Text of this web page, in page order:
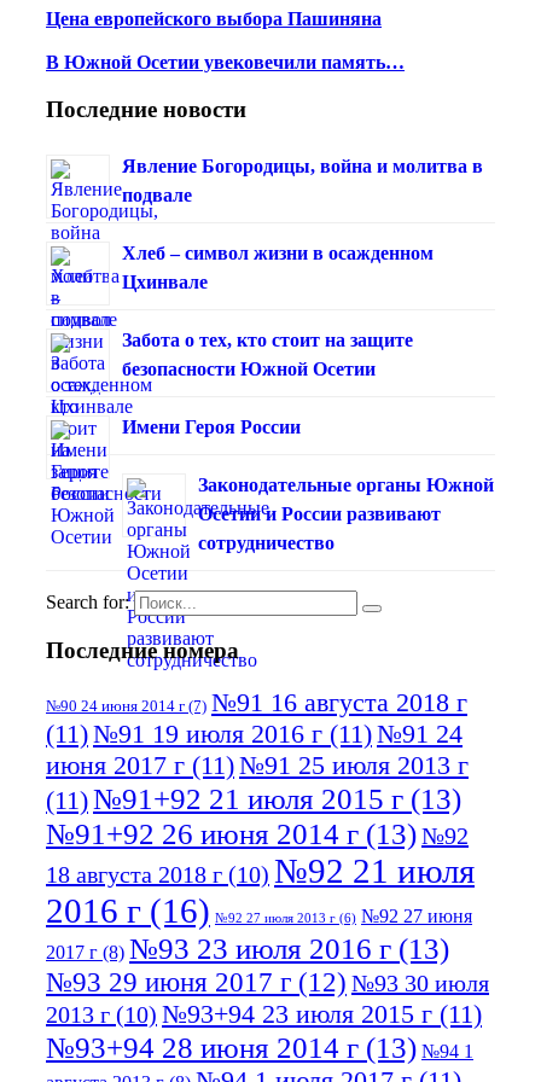
Цена европейского выбора Пашиняна
В Южной Осетии увековечили память…
Последние новости
Явление Богородицы, война и молитва в
подвале
Хлеб – символ жизни в осажденном
Цхинвале
Забота о тех, кто стоит на защите
безопасности Южной Осетии
Имени Героя России
Законодательные органы Южной
Осетии и России развивают
сотрудничество
Search for:
Последние номера
№90 24 июня 2014 г (7) №91 16 августа 2018 г
(11)№91 19 июля 2016 г (11)№91 24
июня 2017 г (11)№91 25 июля 2013 г
(11)№91+92 21 июля 2015 г (13)
№91+92 26 июня 2014 г (13)№92
18 августа 2018 г (10) №92 21 июля
2016 г (16) №92 27 июля 2013 г (6) №92 27 июня
2017 г (8) №93 23 июля 2016 г (13)
№93 29 июня 2017 г (12) №93 30 июля
2013 г (10) №93+94 23 июля 2015 г (11)
№93+94 28 июня 2014 г (13) №94 1